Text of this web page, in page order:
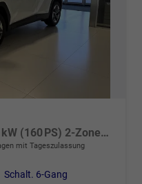
GO+ 1.6 T-GDI 48V 2WD 117 kW (160 PS) 2-Zonen-Klimaautomatik, Android Auto, Apple CarPlay, Voll-LED Scheinwerfer, Keyless Go, Navigationssystem, Virtual Cockpit, 18 Zoll Leichtmetallfelgen, uvm.
mit Tageszulassung
Schalt. 6-Gang